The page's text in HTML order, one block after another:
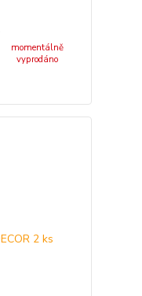
momentálně
vyprodáno